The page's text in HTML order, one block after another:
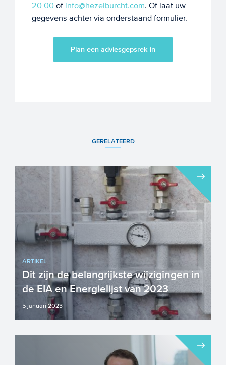
20 00 of info@hezelburcht.com. Of laat uw
gegevens achter via onderstaand formulier.
Plan een adviesgepsrek in
GERELATEERD
ARTIKEL
Dit zijn de belangrijkste wijzigingen in
de EIA en Energielijst van 2023
5 januari 2023
bekend: er wordt groots ingezet op zuinig